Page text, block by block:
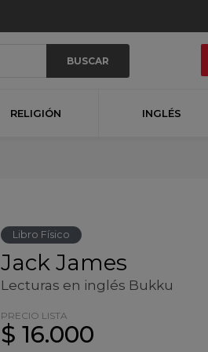
BUSCAR
RELIGIÓN INGLÉS
Libro Físico
Jack James
Lecturas en inglés Bukku
PRECIO LISTA
$ 16.000